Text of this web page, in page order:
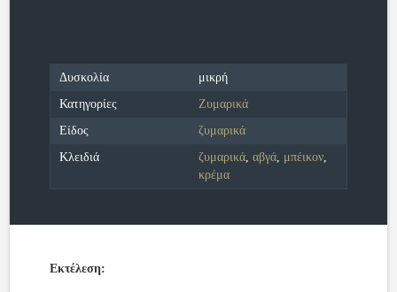
Δυσκολία
μικρή
Κατηγορίες
Ζυμαρικά
Είδος
ζυμαρικά
Κλειδιά
ζυμαρικά, αβγά, μπέικον,
κρέμα
Εκτέλεση: